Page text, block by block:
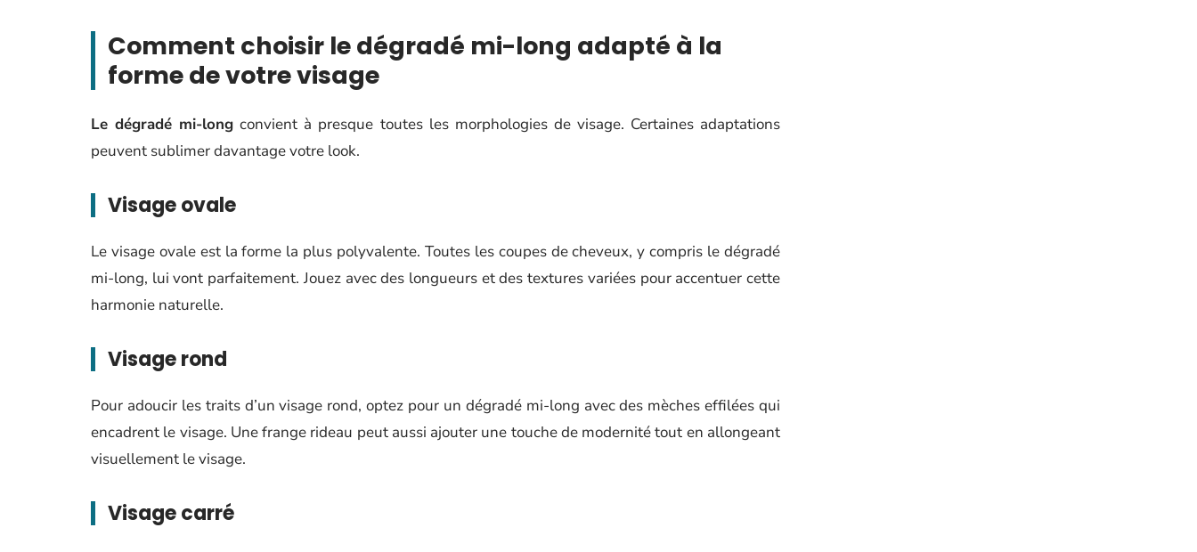
Comment choisir le dégradé mi-long adapté à la
forme de votre visage
Le dégradé mi-long convient à presque toutes les morphologies de visage. Certaines adaptations
peuvent sublimer davantage votre look.
Visage ovale
Le visage ovale est la forme la plus polyvalente. Toutes les coupes de cheveux, y compris le dégradé
mi-long, lui vont parfaitement. Jouez avec des longueurs et des textures variées pour accentuer cette
harmonie naturelle.
Visage rond
Pour adoucir les traits d’un visage rond, optez pour un dégradé mi-long avec des mèches effilées qui
encadrent le visage. Une frange rideau peut aussi ajouter une touche de modernité tout en allongeant
visuellement le visage.
Visage carré